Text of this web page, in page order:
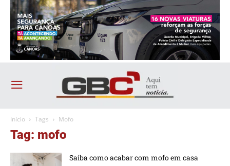
Início Tags Mofo
Tag: mofo
Saiba como acabar com mofo em casa